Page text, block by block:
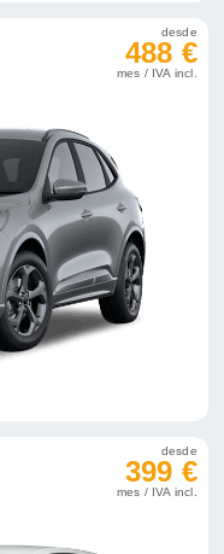
desde
488 €
mes / IVA incl.
desde
399 €
mes / IVA incl.